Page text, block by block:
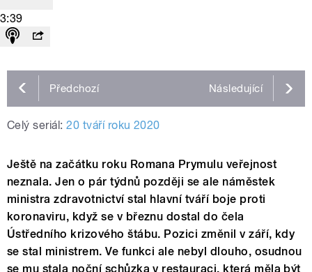
3:39
Předchozí Následující
Celý seriál: 20 tváří roku 2020
Ještě na začátku roku Romana Prymulu veřejnost
neznala. Jen o pár týdnů později se ale náměstek
ministra zdravotnictví stal hlavní tváří boje proti
koronaviru, když se v březnu dostal do čela
Ústředního krizového štábu. Pozici změnil v září, kdy
se stal ministrem. Ve funkci ale nebyl dlouho, osudnou
se mu stala noční schůzka v restauraci, která měla být